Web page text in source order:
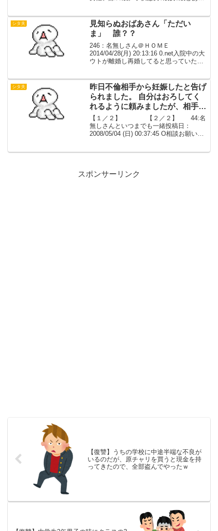
下友子さんとする...
シタ夫
見知らぬおばあさん「ただい
ま」 誰？？
246：名無しさん＠ＨＯＭＥ
2014/04/28(月) 20:13:16 0.net入院中の大
ウトが離婚し再婚してると思っていたの
ぎ。先月大ウトの見舞い後に義実家にい
っ...
シタ夫
昨日不倫相手から妊娠したと告げ
られました。 自分はおろしてく
れるように頼みましたが、相手は
一向に聞き入れてくれません。
【１／２】【長編】
【１／２】 【２／２】 44:名
無しさんといつまでも一緒投稿日：
2008/05/04 (日) 00:37:45 O相談お願いし
スポンサーリンク
【復讐】うちの学校に中途半端な不良が
いるのだが、原チャリを買うと現金を持
ってきたので、全部盗んでやったｗ